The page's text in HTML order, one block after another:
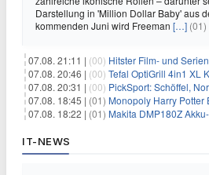
Darstellung in 'Million Dollar Baby' aus
kommenden Juni wird Freeman […] (01)
07.08. 21:11 | (00) Hitster Film- und Serien-
07.08. 20:46 | (00) Tefal OptiGrill 4in1 XL
07.08. 20:31 | (00) PickSport: Schöffel, North
07.08. 18:45 | (01) Monopoly Harry Potter
07.08. 18:22 | (01) Makita DMP180Z
IT-NEWS